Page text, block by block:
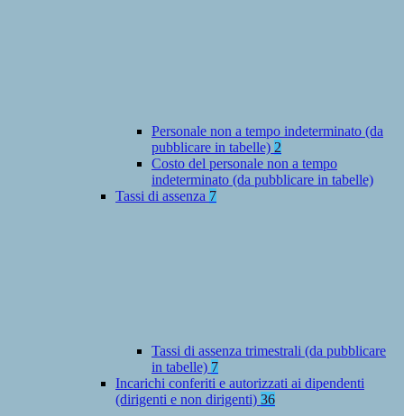
Personale non a tempo indeterminato (da
pubblicare in tabelle) 2
Costo del personale non a tempo
indeterminato (da pubblicare in tabelle)
Tassi di assenza 7
Tassi di assenza trimestrali (da pubblicare
in tabelle) 7
Incarichi conferiti e autorizzati ai dipendenti
(dirigenti e non dirigenti) 36